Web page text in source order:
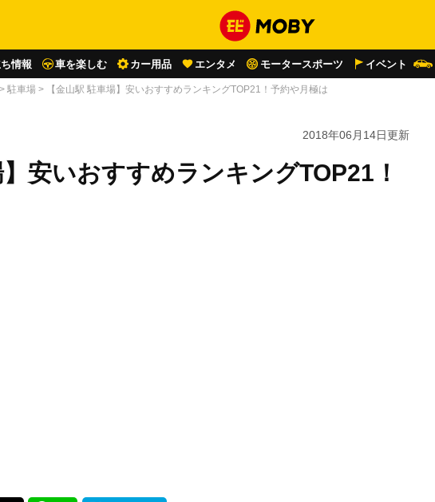
情報 車を楽しむ カー用品 エンタメ モータースポーツ イベント
> 駐車場 > 【金山駅 駐車場】安いおすすめランキングTOP21！予約や月極は
2018年06月14日更新
】安いおすすめランキングTOP21！